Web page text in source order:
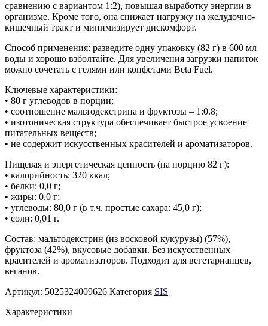
гр.
сравнению с вариантом 1:2), повышая выработку энергии в
организме. Кроме того, она снижает нагрузку на желудочно-
кишечный тракт и минимизирует дискомфорт.
Способ применения: разведите одну упаковку (82 г) в 600 мл
воды и хорошо взболтайте. Для увеличения загрузки напиток
можно сочетать с гелями или конфетами Beta Fuel.
Ключевые характеристики:
• 80 г углеводов в порции;
• соотношение мальтодекстрина и фруктозы – 1:0.8;
• изотоническая структура обеспечивает быстрое усвоение
питательных веществ;
• не содержит искусственных красителей и ароматизаторов.
Пищевая и энергетическая ценность (на порцию 82 г):
• калорийность: 320 ккал;
• белки: 0,0 г;
• жиры: 0,0 г;
• углеводы: 80,0 г (в т.ч. простые сахара: 45,0 г);
• соли: 0,01 г.
Состав: мальтодекстрин (из восковой кукурузы) (57%),
фруктоза (42%), вкусовые добавки. Без искусственных
красителей и ароматизаторов. Подходит для вегетарианцев,
веганов.
Артикул: 5025324009626 Категория SIS
Характеристики